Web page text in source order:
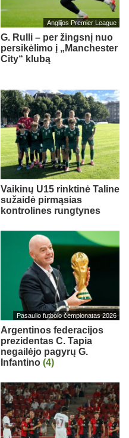
Anglijos Premier League
G. Rulli – per žingsnį nuo
persikėlimo į „Manchester
City“ klubą
Vaikinų U15 rinktinė Taline
sužaidė pirmąsias
kontrolines rungtynes
Pasaulio futbolo čempionatas 2026
Argentinos federacijos
prezidentas C. Tapia
negailėjo pagyrų G.
Infantino (4)